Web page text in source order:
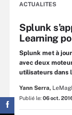
ACTUALITES
Splunk
Learning
Splunk met à
avec deux
utilisateurs dans
Yann Serra,
Publié le: 06 oct.